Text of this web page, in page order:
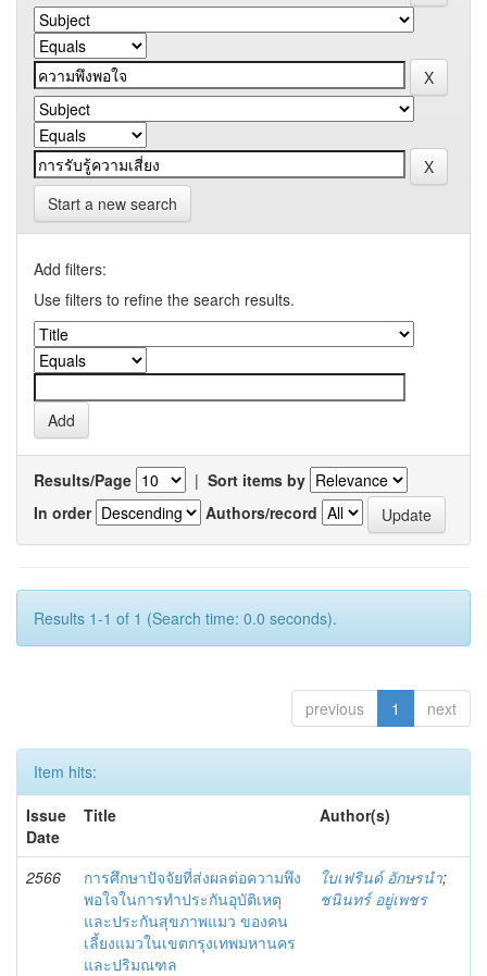
Start a new search
Add filters:
Use filters to refine the search results.
Results/Page | Sort items by
In order
Authors/record
Results 1-1 of 1 (Search time: 0.0 seconds).
previous 1 next
Item hits:
Issue
Date
Title Author(s)
2566
การศึกษาปัจจัยที่ส่งผลต่อความพึง
พอใจในการทำประกันอุบัติเหตุ
และประกันสุขภาพแมว ของคน
เลี้ยงแมวในเขตกรุงเทพมหานคร
และปริมณฑล
ใบเฟรินด์ อักษรนำ;
ชนินทร์ อยู่เพชร